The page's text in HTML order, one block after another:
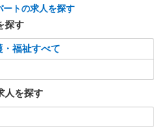
ートの求人を探す
探す
・福祉すべて
人を探す